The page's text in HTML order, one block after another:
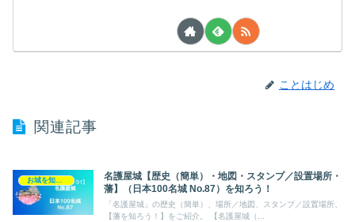
ことはじめ
関連記事
お城を知ろう！（日本100名城）
名護屋城【歴史（簡単）・地図・スタンプ／設置場所・
藩】（日本100名城 No.87）を知ろう！
「名護屋城」の歴史（簡単）、場所／地図、スタンプ／設置場所、
【藩を知ろう！】をご紹介。 【名護屋城（...